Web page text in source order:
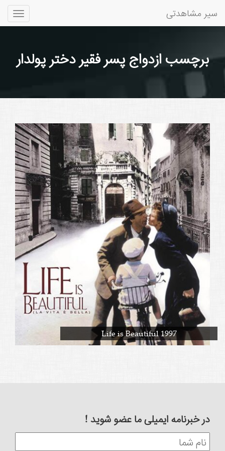
سیر مشاهدتی
برچسب ازدواج پسر فقیر دختر پولدار
Life is Beautiful 1997
در خبرنامه ایمیلی ما عضو شوید !